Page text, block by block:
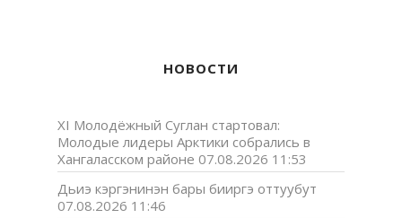
НОВОСТИ
XI Молодёжный Суглан стартовал:
Молодые лидеры Арктики собрались в
Хангаласском районе 07.08.2026 11:53
Дьиэ кэргэнинэн бары бииргэ оттуубут
07.08.2026 11:46